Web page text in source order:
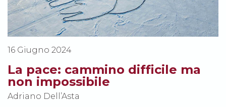
16 Giugno 2024
La pace: cammino difficile ma
non impossibile
Adriano Dell’Asta